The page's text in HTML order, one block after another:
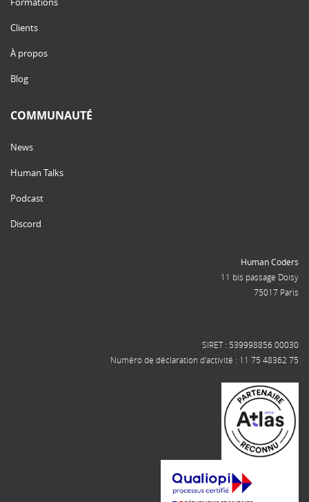
Clients
À propos
Blog
COMMUNAUTÉ
News
Human Talks
Podcast
Discord
Human Coders
11 bis passage Doisy
75017 Paris
SIRET : 539998856 00030
Numéro de déclaration d'activité : 11 75 48362 75